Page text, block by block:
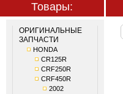
Товары:
ОРИГИНАЛЬНЫЕ
ЗАПЧАСТИ
HONDA
CR125R
CRF250R
CRF450R
2002